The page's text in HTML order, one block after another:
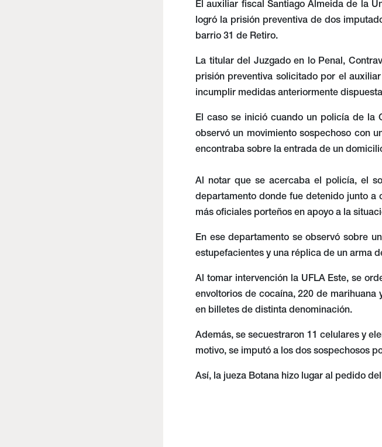
El auxiliar fiscal Santiago Almeida de la
logró la prisión preventiva de dos
barrio 31 de Retiro.
La titular del Juzgado en lo Penal,
prisión preventiva solicitado por el
incumplir medidas anteriormente
El caso se inició cuando un policía de la
observó un movimiento sospechoso con
encontraba sobre la entrada de un
Al notar que se acercaba el policía, el
departamento donde fue detenido junto a
más oficiales porteños en apoyo a la
En ese departamento se observó sobre
estupefacientes y una réplica de un arma
Al tomar intervención la UFLA Este, se
envoltorios de cocaína, 220 de marihuana
en billetes de distinta denominación.
Además, se secuestraron 11 celulares y
motivo, se imputó a los dos sospechosos
Así, la jueza Botana hizo lugar al pedido